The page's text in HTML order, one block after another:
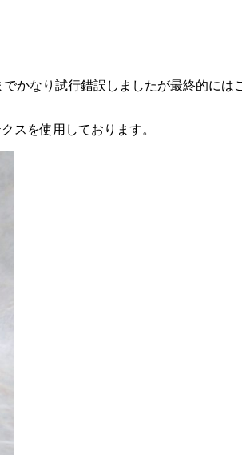
かなり試行錯誤しましたが最終的には
スを使用しております。